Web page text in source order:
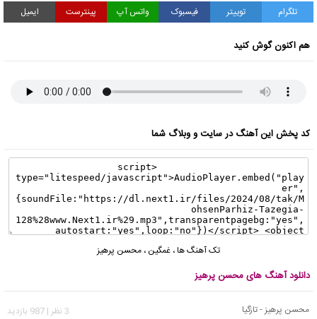
تلگرام توییتر فیسبوک واتس آپ پینترست ایمیل
هم اکنون گوش کنید
کد پخش این آهنگ در سایت و وبلاگ شما
تک آهنگ ها، غمگین ، محسن پرهیز
دانلود آهنگ های محسن پرهیز
محسن پرهیز - تازگیا 3 نظر | 987 بازدید